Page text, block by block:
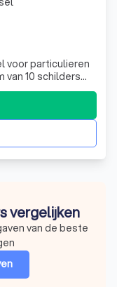
voor particulieren
10 schilders
kwaliteit te
Wij zijn een
1929) actief
vergelijken
van de beste